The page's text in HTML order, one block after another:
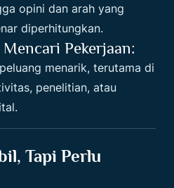
opini dan arah yang
diperhitungkan.
Mencari Pekerjaan:
menarik, terutama di
penelitian, atau
Tapi Perlu